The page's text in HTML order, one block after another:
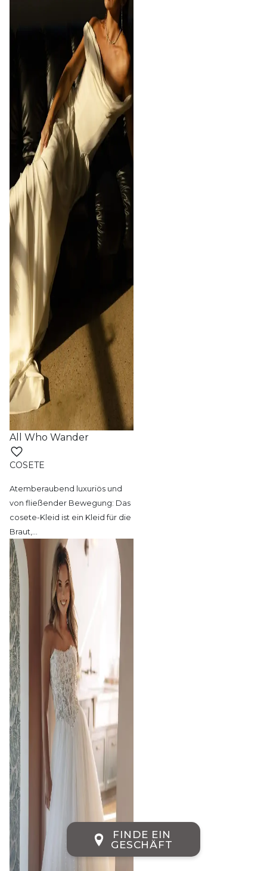
All Who Wander
COSETE
Atemberaubend luxuriös und
von fließender Bewegung: Das
cosete-Kleid ist ein Kleid für die
Braut,
FINDE EIN
GESCHÄFT